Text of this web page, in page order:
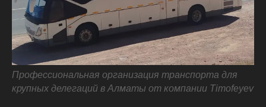
Профессиональная организация транспорта для
крупных делегаций в Алматы от компании Timofeyev